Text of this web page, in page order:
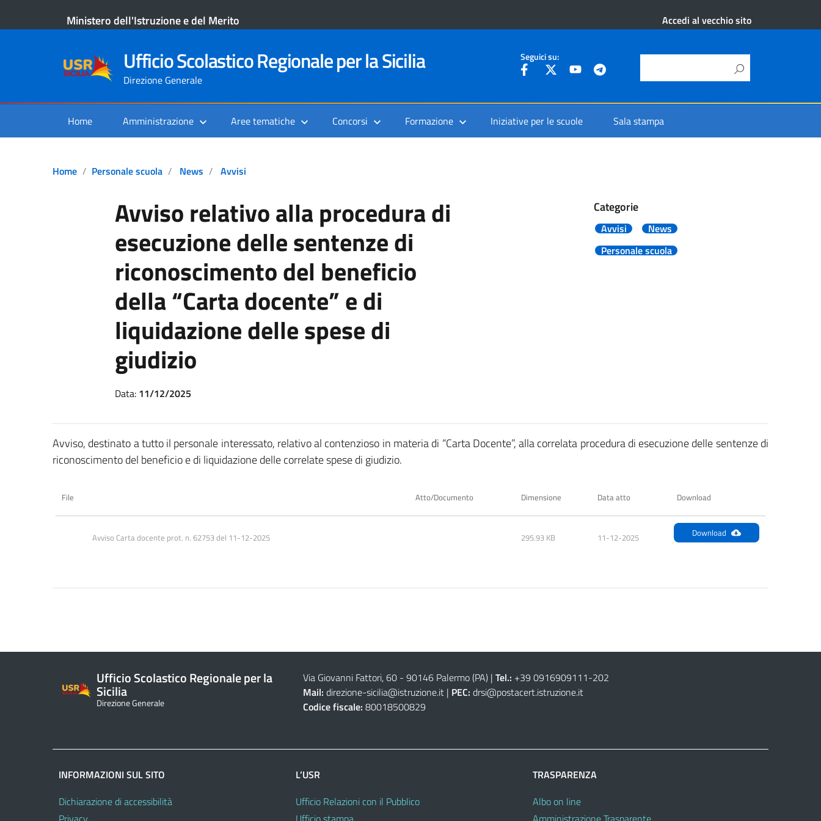
Ministero dell'Istruzione e del Merito Accedi al vecchio sito
Ufficio Scolastico Regionale per la Sicilia
Direzione Generale
Seguici su:
Home Amministrazione Aree tematiche Concorsi Formazione Iniziative per le scuole Sala stampa
Home Personale scuola News Avvisi
Avviso relativo alla procedura di
esecuzione delle sentenze di
riconoscimento del beneficio
della “Carta docente” e di
liquidazione delle spese di
giudizio
Categorie
Avvisi
News
Personale scuola
Data: 11/12/2025
Avviso, destinato a tutto il personale interessato, relativo al contenzioso in materia di “Carta Docente”, alla correlata procedura di esecuzione delle sentenze di
riconoscimento del beneficio e di liquidazione delle correlate spese di giudizio.
File Atto/Documento Dimensione Data atto Download
Avviso Carta docente prot. n. 62753 del 11-12-2025 295.93 KB 11-12-2025 Download
Ufficio Scolastico Regionale per la
Sicilia
Direzione Generale
Via Giovanni Fattori, 60 - 90146 Palermo (PA)| Tel.: +39 0916909111-202
Mail: direzione-sicilia@istruzione.it| PEC: drsi@postacert.istruzione.it
Codice fiscale: 80018500829
INFORMAZIONI SUL SITO
Dichiarazione di accessibilità
L’USR
Ufficio Relazioni con il Pubblico
TRASPARENZA
Albo on line